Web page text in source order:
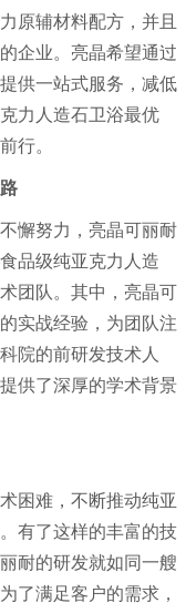
原辅材料配方，并且
企业。亮晶希望通过
供一站式服务，减低
力人造石卫浴最优
行。
懈努力，亮晶可丽耐
品级纯亚克力人造
团队。其中，亮晶可
实战经验，为团队注
院的前研发技术人
供了深厚的学术背景
困难，不断推动纯亚
有了这样的丰富的技
耐的研发就如同一艘
了满足客户的需求，